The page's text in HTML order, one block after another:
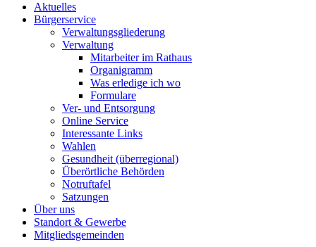
Aktuelles
Bürgerservice
Verwaltungsgliederung
Verwaltung
Mitarbeiter im Rathaus
Organigramm
Was erledige ich wo
Formulare
Ver- und Entsorgung
Online Service
Interessante Links
Wahlen
Gesundheit (überregional)
Überörtliche Behörden
Notruftafel
Satzungen
Über uns
Standort & Gewerbe
Mitgliedsgemeinden